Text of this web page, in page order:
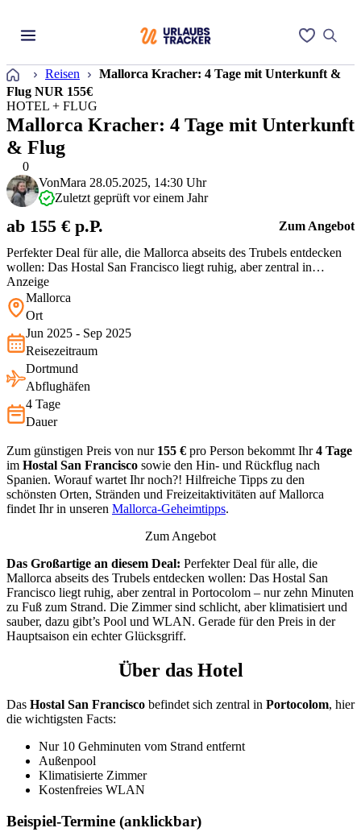
Startseite
Reisen
Mallorca Kracher: 4 Tage mit Unterkunft &
Flug NUR 155€
0
HOTEL + FLUG
Mallorca Kracher: 4 Tage mit Unterkunft
& Flug
Perfekter Deal für alle, die Mallorca abseits des Trubels entdecken
wollen: Das Hostal San Francisco liegt ruhig, aber zentral in
Portocolom – nur zehn Minuten zu Fuß zum Strand. Die Zimmer
sind schlicht, aber klimatisiert und sauber, dazu gibt’s Pool und
WLAN. Gerade für den Preis in der Hauptsaison ein echter
VonMara 28.05.2025, 14:30 Uhr
Zuletzt geprüft vor einem Jahr
ab 155 € p.P. Zum Angebot
Anzeige
Mallorca
Ort
Jun 2025 - Sep 2025
Reisezeitraum
Dortmund
Abflughäfen
4 Tage
Dauer
Zum günstigen Preis von nur 155 € pro Person bekommt Ihr4 Tage
im Hostal San Francisco sowie den Hin- und Rückflug nach
Spanien. Worauf wartet Ihr noch?! Hilfreiche Tipps zu den
schönsten Orten, Stränden und Freizeitaktivitäten auf Mallorca
findet Ihr in unseren Mallorca-Geheimtipps.
Zum Angebot
Das Großartige an diesem Deal: Perfekter Deal für alle, die
Mallorca abseits des Trubels entdecken wollen: Das Hostal San
Francisco liegt ruhig, aber zentral in Portocolom – nur zehn Minuten
zu Fuß zum Strand. Die Zimmer sind schlicht, aber klimatisiert und
sauber, dazu gibt’s Pool und WLAN. Gerade für den Preis in der
Hauptsaison ein echter Glücksgriff.
Über das Hotel
Das Hostal San Francisco befindet sich zentral in Portocolom, hier
die wichtigsten Facts:
Nur 10 Gehminuten vom Strand entfernt
Außenpool
Klimatisierte Zimmer
Kostenfreies WLAN
Beispiel-Termine (anklickbar)